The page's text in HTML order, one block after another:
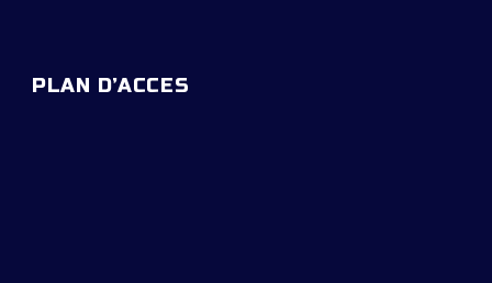
PLAN D’ACCES